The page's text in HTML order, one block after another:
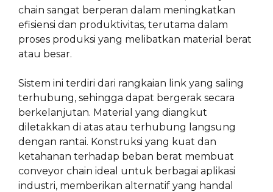
chain sangat berperan dalam meningkatkan
efisiensi dan produktivitas, terutama dalam
proses produksi yang melibatkan material berat
atau besar.
Sistem ini terdiri dari rangkaian link yang saling
terhubung, sehingga dapat bergerak secara
berkelanjutan. Material yang diangkut
diletakkan di atas atau terhubung langsung
dengan rantai. Konstruksi yang kuat dan
ketahanan terhadap beban berat membuat
conveyor chain ideal untuk berbagai aplikasi
industri, memberikan alternatif yang handal